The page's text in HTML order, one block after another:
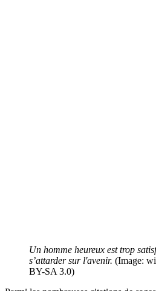
Un homme heureux est trop
s’attarder sur l'avenir. (Image:
BY-SA 3.0)